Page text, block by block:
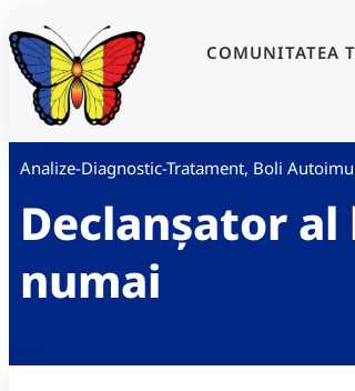
COMUNITATEA
Analize-Diagnostic-Tratament, Boli
Declanșator
numai